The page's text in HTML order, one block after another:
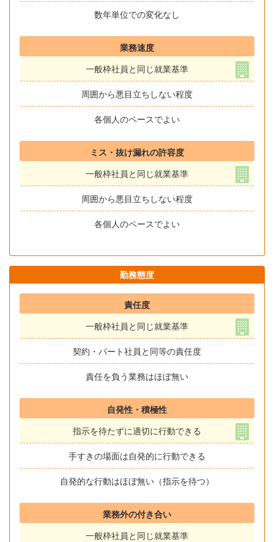
数年単位での変化なし
業務速度
一般枠社員と同じ就業基準
周囲から悪目立ちしない程度
各個人のペースでよい
ミス・抜け漏れの許容度
一般枠社員と同じ就業基準
周囲から悪目立ちしない程度
各個人のペースでよい
勤務態度
責任度
一般枠社員と同じ就業基準
契約・パート社員と同等の責任度
責任を負う業務はほぼ無い
自発性・積極性
指示を待たずに適切に行動できる
手すきの場面は自発的に行動できる
自発的な行動はほぼ無い（指示を待つ）
業務外の付き合い
一般枠社員と同じ就業基準